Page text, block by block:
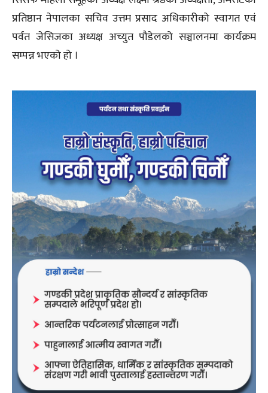
प्रतिष्ठान नेपालका सचिव उत्तम प्रसाद अधिकारीको स्वागत एवं
पर्वत जेसिजका अध्यक्ष अच्युत पौडेलको सञ्चालनमा कार्यक्रम
सम्पन्न भएको हो ।